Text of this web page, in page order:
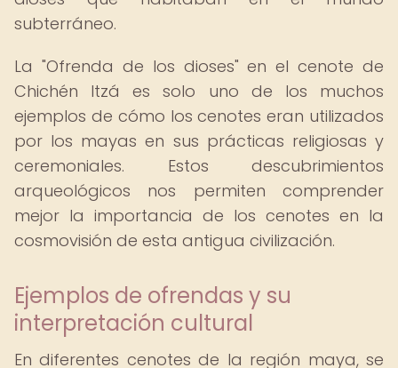
subterráneo.
La "Ofrenda de los dioses" en el cenote de
Chichén Itzá es solo uno de los muchos
ejemplos de cómo los cenotes eran utilizados
por los mayas en sus prácticas religiosas y
ceremoniales. Estos descubrimientos
arqueológicos nos permiten comprender
mejor la importancia de los cenotes en la
cosmovisión de esta antigua civilización.
Ejemplos de ofrendas y su
interpretación cultural
En diferentes cenotes de la región maya, se